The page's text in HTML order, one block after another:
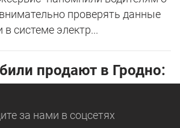
проверять данные
в системе электр...
продают в Гродно:
за нами в соцсетях